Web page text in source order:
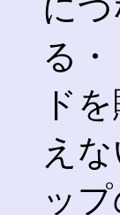
に
る
ド
え
ッ